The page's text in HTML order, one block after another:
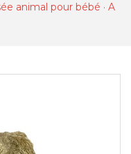
animal pour bébé · A